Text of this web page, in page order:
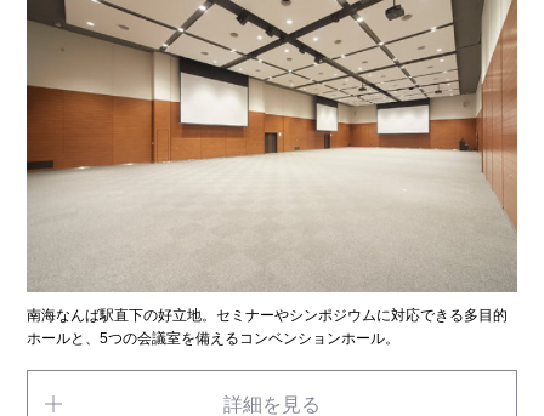
南海なんば駅直下の好立地。セミナーやシンポジウムに対応できる多目的
ホールと、5つの会議室を備えるコンベンションホール。
詳細を見る